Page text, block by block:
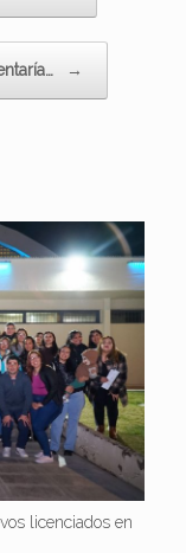
→
licenciados en